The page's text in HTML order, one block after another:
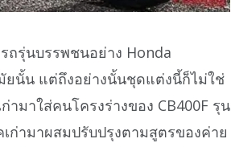
ถรุ่นบรรพชนอย่าง Honda
ยนั้น แต่ถึงอย่างนั้นชุดแต่งนี้ก็ไม่ใช่
มาใส่คนโครงร่างของ CB400F รุน
ก่ามาผสมปรับปรุงตามสูตรของค่าย